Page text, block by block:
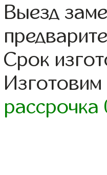
Выезд
Срок
рассрочка